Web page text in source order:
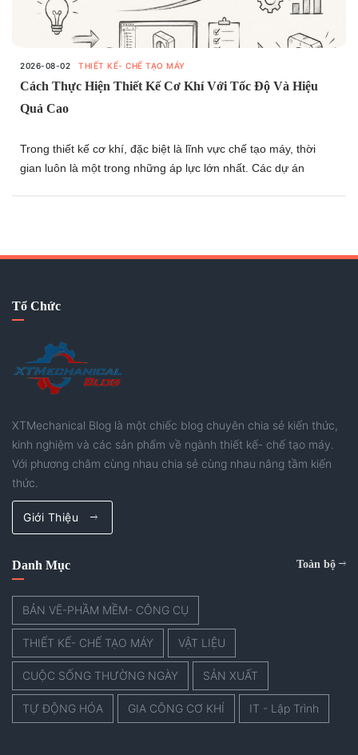
2026-08-02 THIẾT KẾ- CHẾ TẠO MÁY
Cách Thực Hiện Thiết Kế Cơ Khí Với Tốc Độ Và Hiệu
Quả Cao
Trong thiết kế cơ khí, đặc biệt là lĩnh vực chế tạo máy, thời
gian luôn là một trong những áp lực lớn nhất. Các dự án
Tổ Chức
XTMechanical Blog là một chiếc blog chuyên chia sẻ kiến thức,
kinh nghiệm và các sản phẩm về ngành thiết kế- chế tạo máy.
Với phương châm cùng nhau chia sẻ cùng nhau nâng tầm kiến
thức.
Giới Thiệu
Danh Mục Toàn bộ
BẢN VẼ-PHẦM MỀM- CÔNG CỤ
THIẾT KẾ- CHẾ TẠO MÁY VẬT LIỆU
CUỘC SỐNG THƯỜNG NGÀY SẢN XUẤT
TỰ ĐỘNG HÓA GIA CÔNG CƠ KHÍ IT - Lập Trình